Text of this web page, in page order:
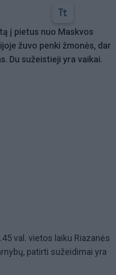
į pietus nuo Maskvos
žuvo penki žmonės, dar
Du sužeistieji yra vaikai.
val. vietos laiku Riazanės
patirti sužeidimai yra